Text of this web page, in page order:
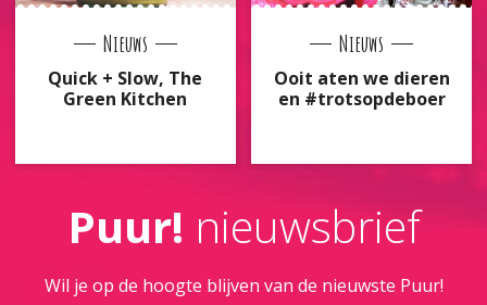
Nieuws
Quick + Slow, The
Green Kitchen
Nieuws
Ooit aten we dieren
en #trotsopdeboer
Puur! nieuwsbrief
Wil je op de hoogte blijven van de nieuwste Puur!